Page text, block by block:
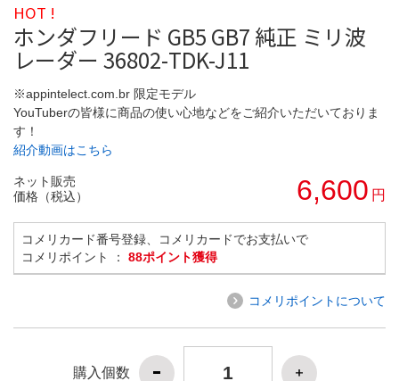
HOT !
ホンダフリード GB5 GB7 純正 ミリ波
レーダー 36802-TDK-J11
※appintelect.com.br 限定モデル
YouTuberの皆様に商品の使い心地などをご紹介いただいておりま
す！
紹介動画はこちら
ネット販売
価格（税込）
6,600 円
コメリカード番号登録、コメリカードでお支払いで
コメリポイント ： 88ポイント獲得
コメリポイントについて
購入個数